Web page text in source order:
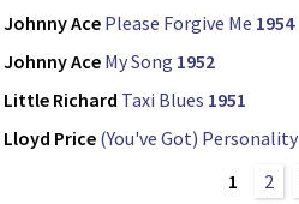
Johnny Ace Please Forgive Me 1954
Johnny Ace My Song 1952
Little Richard Taxi Blues 1951
Lloyd Price (You've Got) Personality
1
2